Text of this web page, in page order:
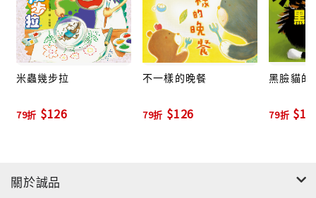
米蟲幾步拉
79折 $126
不一樣的晚餐
79折 $126
黑臉貓的
79折
關於誠品